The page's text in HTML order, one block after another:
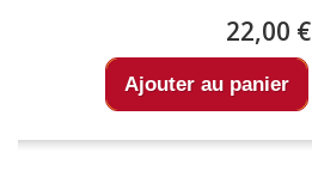
22,00 €
Ajouter au panier